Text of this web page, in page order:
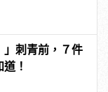
」刺青前，７件
！